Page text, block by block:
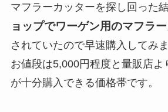
マフラーカッターを探し回った結
ョップでワーゲン用のマフラ
されていたので早速購入してみま
お値段は5,000円程度と量販店よ
が十分購入できる価格帯です。